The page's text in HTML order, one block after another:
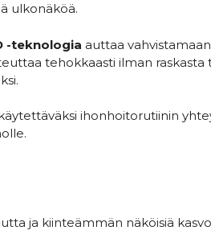
ulkonäköä.
-teknologia auttaa
tehokkaasti ilman
ihonhoitorutiinin
ja kiinteämmän näköisiä